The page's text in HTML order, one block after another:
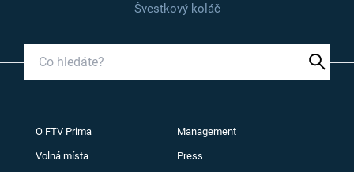
Švestkový koláč
O FTV Prima Management
Volná místa Press